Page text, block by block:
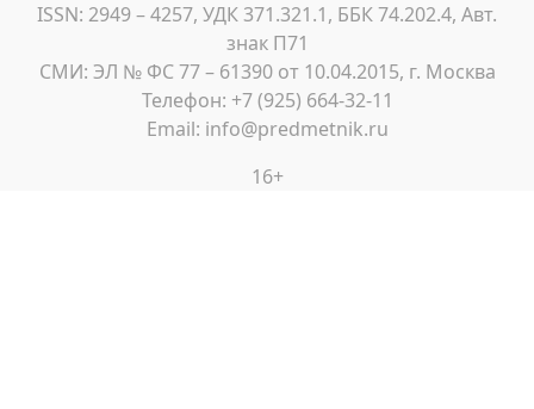
ISSN: 2949 – 4257, УДК 371.321.1, ББК 74.202.4, Авт.
знак П71
СМИ: ЭЛ № ФС 77 – 61390 от 10.04.2015, г. Москва
Телефон: +7 (925) 664-32-11
Email: info@predmetnik.ru
16+